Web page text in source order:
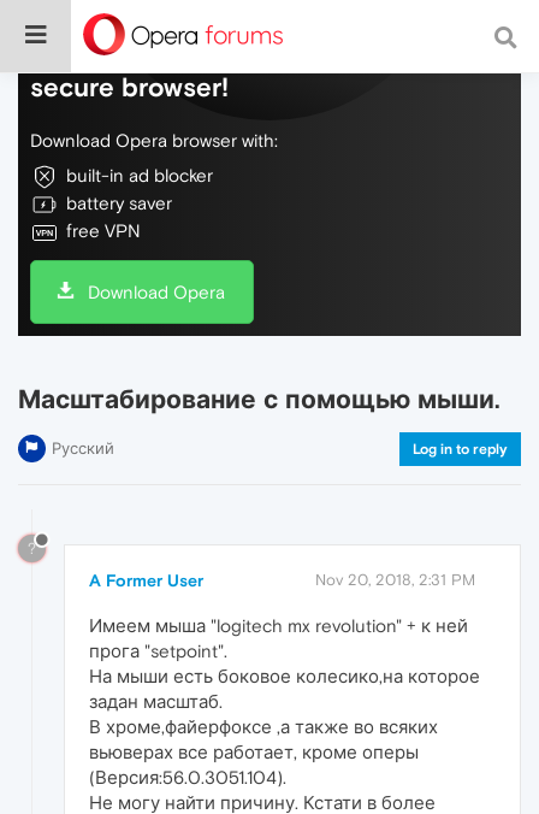
Do more on the web, with a fast and
secure browser!
Download Opera browser with:
built-in ad blocker
battery saver
free VPN
Download Opera
Масштабирование с помощью мыши.
Русский Log in to reply
?
A Former User Nov 20, 2018, 2:31 PM
Имеем мыша "logitech mx revolution" + к ней
прога "setpoint".
На мыши есть боковое колесико,на которое
задан масштаб.
В хроме,файерфоксе ,а также во всяких
вьюверах все работает, кроме оперы
(Версия:56.0.3051.104).
Не могу найти причину. Кстати в более